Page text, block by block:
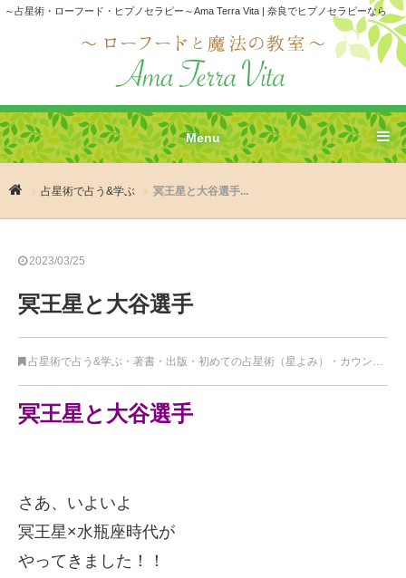
～占星術・ローフード・ヒプノセラピー～Ama Terra Vita | 奈良でヒプノセラピーなら
Menu
占星術で占う&学ぶ 冥王星と大谷選手...
2023/03/25
冥王星と大谷選手
占星術で占う&学ぶ ・ 著書・出版 ・ 初めての占星術（星よみ） ・ カウンセリング
冥王星と大谷選手
さあ、いよいよ
冥王星×水瓶座時代が
やってきました！！